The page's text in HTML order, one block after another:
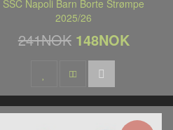
SSC Napoli Barn Borte Strømpe
2025/26
241NOK 148NOK